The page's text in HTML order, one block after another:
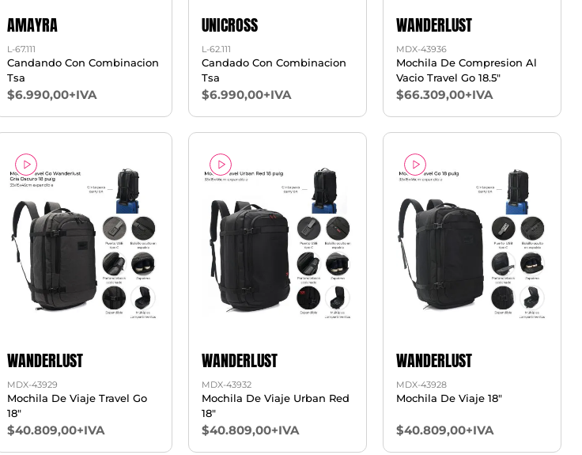
AMAYRA
L-67.111
Candando Con Combinacion
Tsa
$6.990,00+IVA
UNICROSS
L-62.111
Candado Con Combinacion
Tsa
$6.990,00+IVA
WANDERLUST
MDX-43936
Mochila De Compresion Al
Vacio Travel Go 18.5"
$66.309,00+IVA
WANDERLUST
MDX-43929
Mochila De Viaje Travel Go
18"
$40.809,00+IVA
WANDERLUST
MDX-43932
Mochila De Viaje Urban Red
18"
$40.809,00+IVA
WANDERLUST
MDX-43928
Mochila De Viaje 18"
$40.809,00+IVA